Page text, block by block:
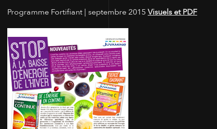
Programme Fortifiant | septembre 2015 Visuels et PDF